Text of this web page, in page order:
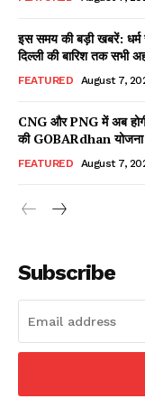
X
Read
इस समय की बड़ी खबरें:
दिल्ली की बारिश तक सभी
FEATURED August 7,
CNG और PNG में अब
की GOBARdhan योजना
FEATURED August 7,
Subscribe